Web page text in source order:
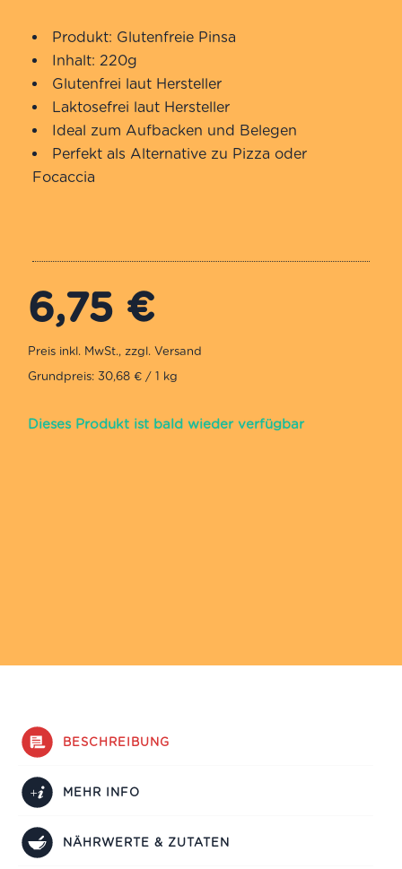
Produkt: Glutenfreie Pinsa
Inhalt: 220g
Glutenfrei laut Hersteller
Laktosefrei laut Hersteller
Ideal zum Aufbacken und Belegen
Perfekt als Alternative zu Pizza oder
Focaccia
6,75 €
Grundpreis: 30,68 € / 1 kg
Dieses Produkt ist bald wieder verfügbar
BESCHREIBUNG
MEHR INFO
NÄHRWERTE & ZUTATEN